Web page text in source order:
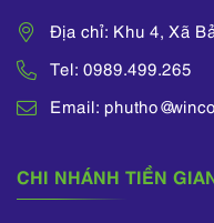
Địa chỉ: Khu 4, Xã
Tel: 0989.499.265
Email:
CHI NHÁNH TIỀN